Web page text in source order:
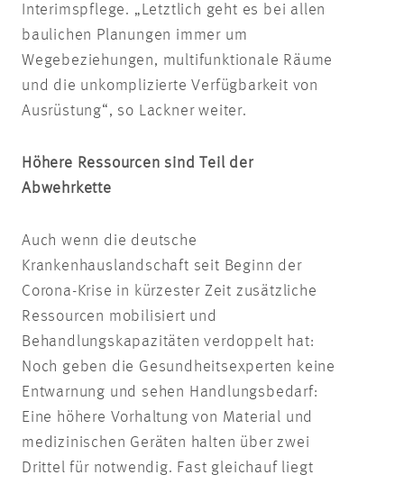
Interimspflege. „Letztlich geht es bei allen
baulichen Planungen immer um
Wegebeziehungen, multifunktionale Räume
und die unkomplizierte Verfügbarkeit von
Ausrüstung“, so Lackner weiter.
Höhere Ressourcen sind Teil der
Abwehrkette
Auch wenn die deutsche
Krankenhauslandschaft seit Beginn der
Corona-Krise in kürzester Zeit zusätzliche
Ressourcen mobilisiert und
Behandlungskapazitäten verdoppelt hat:
Noch geben die Gesundheitsexperten keine
Entwarnung und sehen Handlungsbedarf:
Eine höhere Vorhaltung von Material und
medizinischen Geräten halten über zwei
Drittel für notwendig. Fast gleichauf liegt